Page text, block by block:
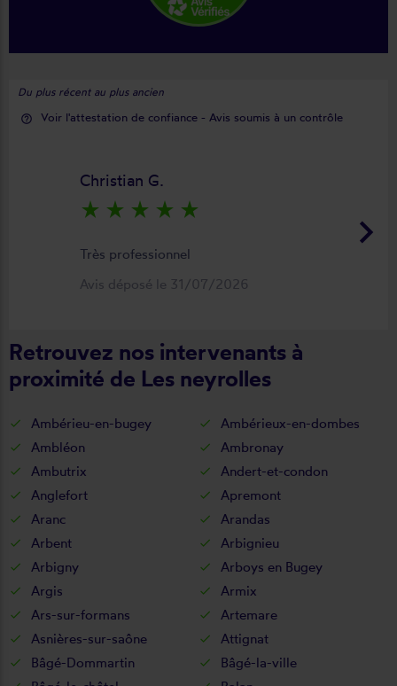
Du plus récent au plus ancien
help_outline Voir l'attestation de confiance - Avis soumis à un contrôle
keyboard_arrow_right
Christian G.
star_rate star_rate star_rate star_rate star_rate
Très professionnel
Avis déposé le 31/07/2026
Retrouvez nos intervenants à
proximité de Les neyrolles
Ambérieu-en-bugey
Ambérieux-en-dombes
Ambléon
Ambronay
Ambutrix
Andert-et-condon
Anglefort
Apremont
Aranc
Arandas
Arbent
Arbignieu
Arbigny
Arboys en Bugey
Argis
Armix
Ars-sur-formans
Artemare
Asnières-sur-saône
Attignat
Bâgé-Dommartin
Bâgé-la-ville